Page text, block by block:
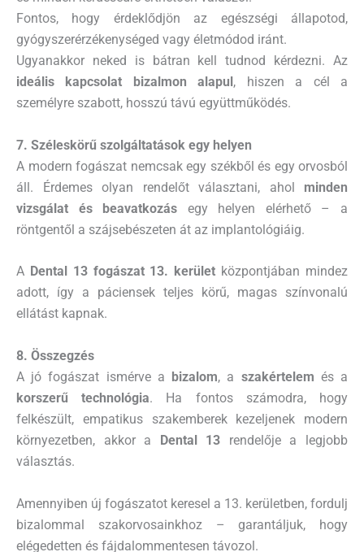
Fontos, hogy érdeklődjön az egészségi állapotod,
gyógyszerérzékenységed vagy életmódod iránt.
Ugyanakkor neked is bátran kell tudnod kérdezni. Az
ideális kapcsolat bizalmon alapul, hiszen a cél a
személyre szabott, hosszú távú együttműködés.
7. Széleskörű szolgáltatások egy helyen
A modern fogászat nemcsak egy székből és egy orvosból
áll. Érdemes olyan rendelőt választani, ahol minden
vizsgálat és beavatkozás egy helyen elérhető – a
röntgentől a szájsebészeten át az implantológiáig.
A Dental 13 fogászat 13. kerület központjában mindez
adott, így a páciensek teljes körű, magas színvonalú
ellátást kapnak.
8. Összegzés
A jó fogászat ismérve a bizalom, a szakértelem és a
korszerű technológia. Ha fontos számodra, hogy
felkészült, empatikus szakemberek kezeljenek modern
környezetben, akkor a Dental 13 rendelője a legjobb
választás.
Amennyiben új fogászatot keresel a 13. kerületben, fordulj
bizalommal szakorvosainkhoz – garantáljuk, hogy
elégedetten és fájdalommentesen távozol.